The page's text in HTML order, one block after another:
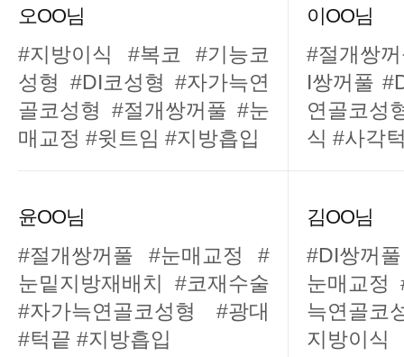
오OO님
#지방이식 #복코 #기능코
성형 #DI코성형 #자가늑연
골코성형 #절개쌍꺼풀 #눈
매교정 #윗트임 #지방흡입
이OO님
#절개쌍
I쌍꺼풀
연골코성
식 #사각
윤OO님
#절개쌍꺼풀 #눈매교정 #
눈밑지방재배치 #코재수술
#자가늑연골코성형 #광대
#턱끝 #지방흡입
김OO님
#DI쌍꺼
눈매교정
늑연골코
지방이식